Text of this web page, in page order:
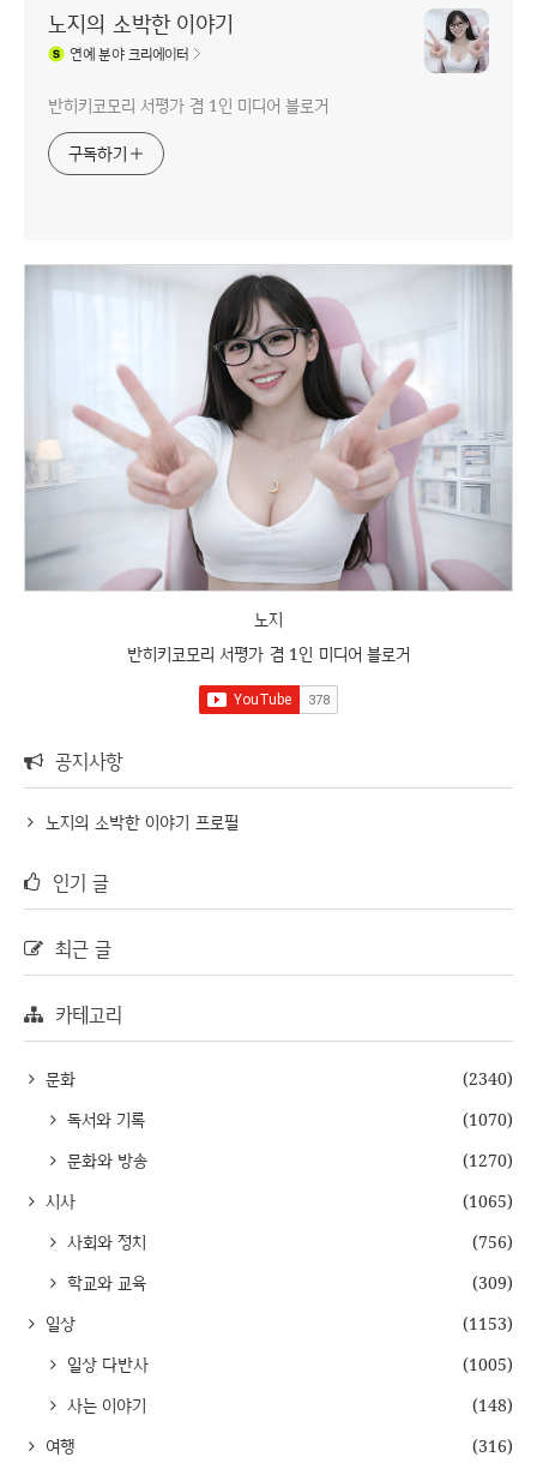
노지의 소박한 이야기
연예분야 크리에이터
반히키코모리 서평가 겸 1인 미디어 블로거
구독하기
노지
반히키코모리 서평가 겸 1인 미디어 블로거
공지사항
노지의 소박한 이야기 프로필
인기 글
최근 글
카테고리
문화
(2340)
독서와 기록
(1070)
문화와 방송
(1270)
시사
(1065)
사회와 정치
(756)
학교와 교육
(309)
일상
(1153)
일상 다반사
(1005)
사는 이야기
(148)
여행
(316)